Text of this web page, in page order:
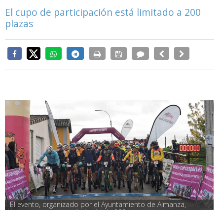
El cupo de participación está limitado a 200
plazas
El evento, organizado por el Ayuntamiento de Almanza,